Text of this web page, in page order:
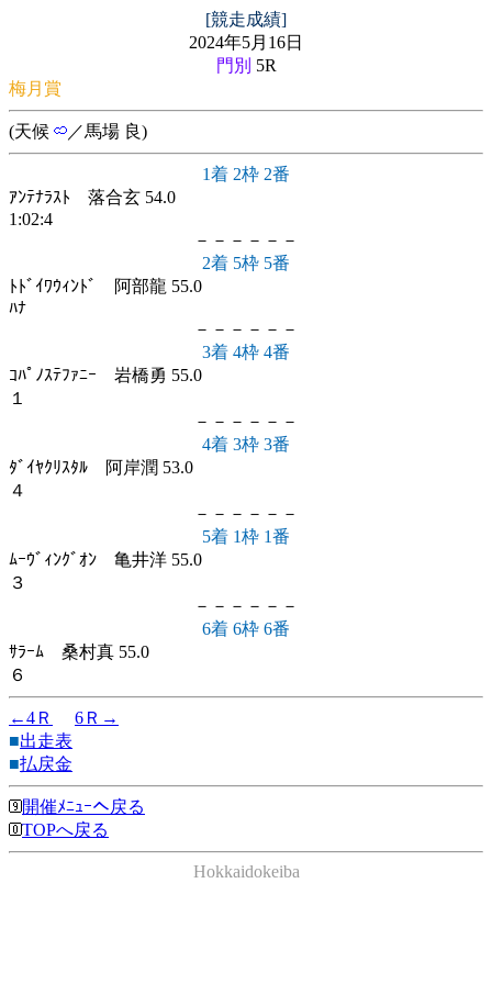
[競走成績]
2024年5月16日
門別 5R
梅月賞
(天候 ／馬場 良)
1着 2枠 2番
ｱﾝﾃﾅﾗｽﾄ 落合玄 54.0
1:02:4
－－－－－－
2着 5枠 5番
ﾄﾄﾞｲﾜｳｨﾝﾄﾞ 阿部龍 55.0
ﾊﾅ
－－－－－－
3着 4枠 4番
ｺﾊﾟﾉｽﾃﾌｧﾆｰ 岩橋勇 55.0
１
－－－－－－
4着 3枠 3番
ﾀﾞｲﾔｸﾘｽﾀﾙ 阿岸潤 53.0
４
－－－－－－
5着 1枠 1番
ﾑｰｳﾞｨﾝｸﾞｵﾝ 亀井洋 55.0
３
－－－－－－
6着 6枠 6番
ｻﾗｰﾑ 桑村真 55.0
６
←4Ｒ
6Ｒ→
■出走表
■払戻金
開催ﾒﾆｭｰへ戻る
TOPへ戻る
Hokkaidokeiba